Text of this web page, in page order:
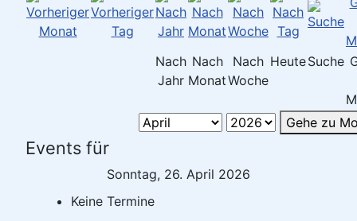
Nach
Jahr
Nach
Monat
Nach
Woche
HeuteSuche
Gehe zu
Events für
Sonntag, 26. April 2026
Keine Termine